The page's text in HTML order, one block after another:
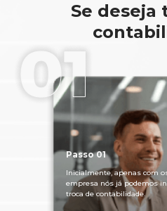
Se deseja
Passo 01
Inicialmente, apenas com
empresa nós já podemos
troca de contabilidade.